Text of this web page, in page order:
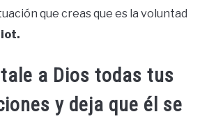
que creas que es la voluntad
a Dios todas tus
y deja que él se